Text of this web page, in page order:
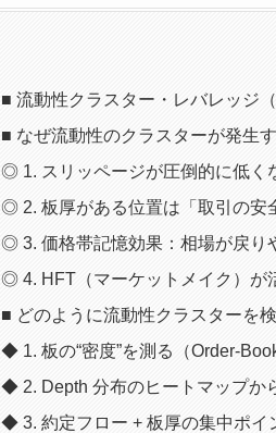
■ 流動性クラスター・レバレッジ
■ なぜ流動性のクラスターが発生
◎ 1. スリッページが圧倒的に低く
◎ 2. 板厚がある位置は「取引の安
◎ 3. 価格帯記憶効果：相場が戻り
◎ 4. HFT（マーケットメイク）が
■ どのように流動性クラスターを
◆ 1. 板の“密度”を測る（Order-
◆ 2. Depth 分布のヒートマップか
◆ 3. 約定フロー + 板厚の集中ポイ